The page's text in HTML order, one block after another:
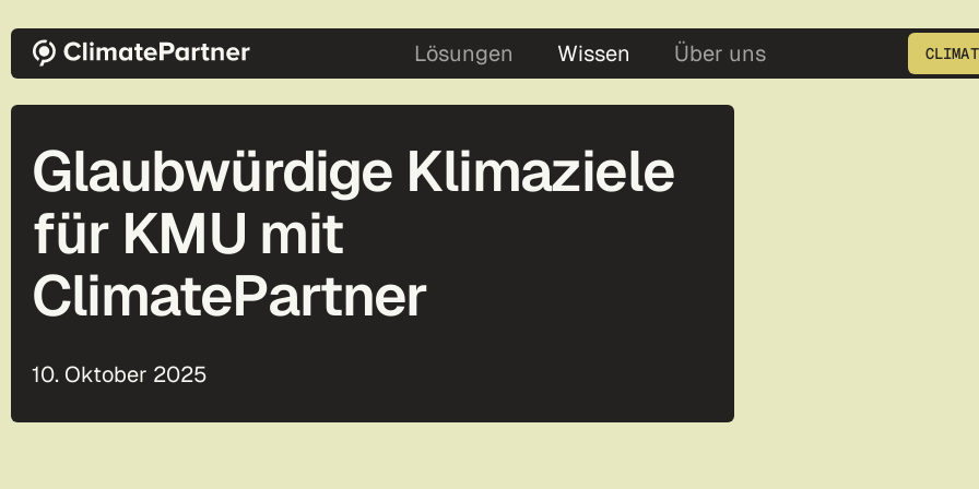
main-25
Lösungen Wissen Über uns
Glaubwürdige Klimaziele
für KMU mit
ClimatePartner
10. Oktober 2025